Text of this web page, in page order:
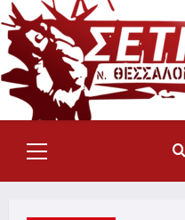
Skip
to
content
Primary
Menu